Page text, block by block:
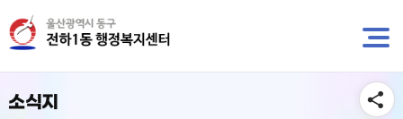
바
로
로
가
소식지